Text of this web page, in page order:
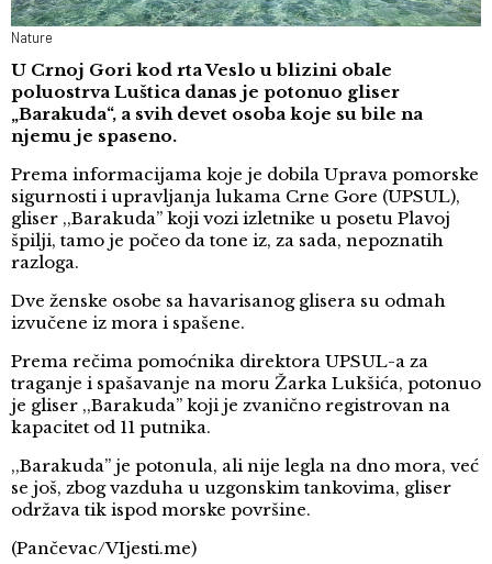
Nature
U Crnoj Gori kod rta Veslo u blizini obale
poluostrva Luštica danas je potonuo gliser
„Barakuda“, a svih devet osoba koje su bile na
njemu je spaseno.
Prema informacijama koje je dobila Uprava pomorske
sigurnosti i upravljanja lukama Crne Gore (UPSUL),
gliser ,,Barakuda” koji vozi izletnike u posetu Plavoj
špilji, tamo je počeo da tone iz, za sada, nepoznatih
razloga.
Dve ženske osobe sa havarisanog glisera su odmah
izvučene iz mora i spašene.
Prema rečima pomoćnika direktora UPSUL-a za
traganje i spašavanje na moru Žarka Lukšića, potonuo
je gliser ,,Barakuda” koji je zvanično registrovan na
kapacitet od 11 putnika.
,,Barakuda” je potonula, ali nije legla na dno mora, već
se još, zbog vazduha u uzgonskim tankovima, gliser
održava tik ispod morske površine.
(Pančevac/VIjesti.me)